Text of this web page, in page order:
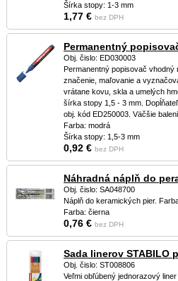
Šírka stopy: 1-3 mm
1,77 € bez DPH
Permanentný
Obj. čislo: ED030003
Permanentný popisovač vhodný
značenie, maľovanie a
vrátane kovu, skla a umelých
šírka stopy 1,5 - 3 mm.
obj. kód ED250003. Väčšie
Farba: modrá
Šírka stopy: 1,5-3 mm
0,92 € bez DPH
Náhradná náplň do
Obj. čislo: SA048700
Náplň do keramických pier.
Farba: čierna
0,76 € bez DPH
Sada linerov STABILO
Obj. čislo: ST008806
Veľmi obľúbený jednorazový